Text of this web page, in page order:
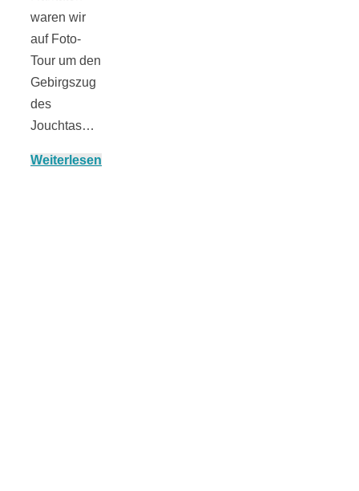
waren wir
auf Foto-
Tour um den
Gebirgszug
des
Jouchtas…
Weiterlesen